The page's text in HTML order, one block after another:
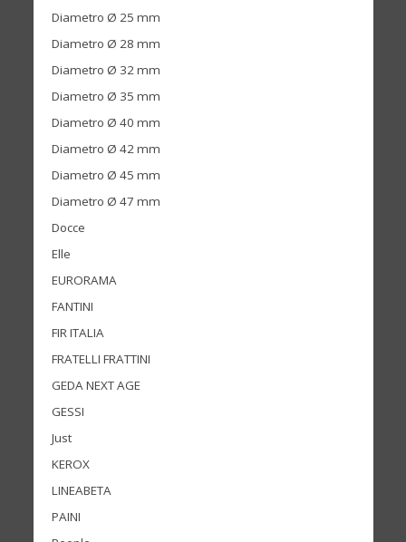
Diametro Ø 25 mm
Diametro Ø 28 mm
Diametro Ø 32 mm
Diametro Ø 35 mm
Diametro Ø 40 mm
Diametro Ø 42 mm
Diametro Ø 45 mm
Diametro Ø 47 mm
Docce
Elle
EURORAMA
FANTINI
FIR ITALIA
FRATELLI FRATTINI
GEDA NEXT AGE
GESSI
Just
KEROX
LINEABETA
PAINI